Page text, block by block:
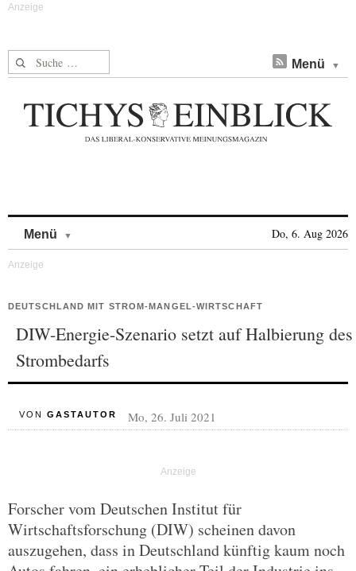
Suche nach: Menü
Menü Do, 6. Aug 2026
DEUTSCHLAND MIT STROM-MANGEL-WIRTSCHAFT
DIW-Energie-Szenario setzt auf Halbierung des
Strombedarfs
VON GASTAUTOR Mo, 26. Juli 2021
Forscher vom Deutschen Institut für
Wirtschaftsforschung (DIW) scheinen davon
auszugehen, dass in Deutschland künftig kaum noch